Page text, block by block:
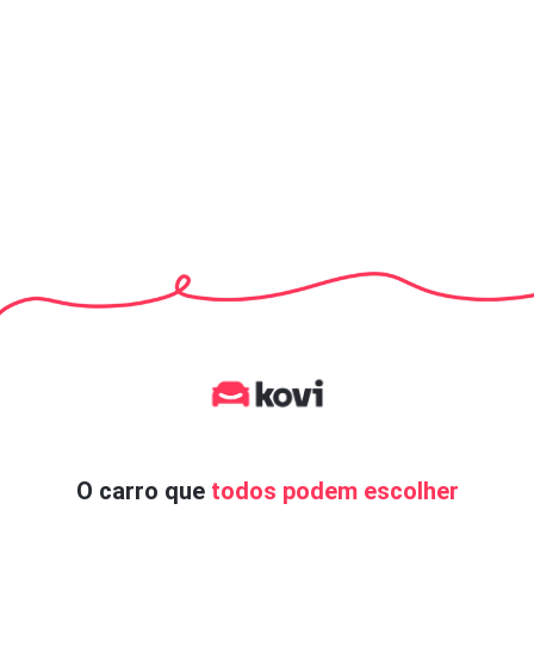
O carro que todos podem escolher